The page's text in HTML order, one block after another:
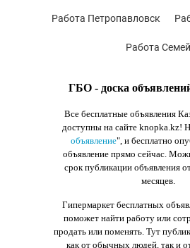
ГБО - доска
Все бесплатные объявления
доступны на сайте knopka.kz!
объявление", и бесплатно
объявление прямо сейчас.
срок публикации объявления
месяцев.
Гипермаркет бесплатных
поможет найти работу или
продать или поменять. Тут
как от обычных людей, так и
Работа Петропавловск
Работа Семей